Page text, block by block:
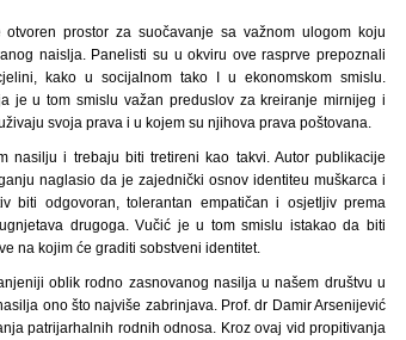
prostor za suočavanje sa važnom ulogom koju
naislja. Panelisti su u okviru ove rasprve prepoznali
kako u socijalnom tako I u ekonomskom smislu.
je u tom smislu važan preduslov za kreiranje mirnijeg i
svoja prava i u kojem su njihova prava poštovana.
nasilju i trebaju biti tretireni kao takvi. Autor publikacije
naglasio da je zajednički osnov identiteu muškarca i
biti odgovoran, tolerantan empatičan i osjetljiv prema
drugoga. Vučić je u tom smislu istakao da biti
na kojim će graditi sobstveni identitet.
oblik rodno zasnovanog nasilja u našem društvu u
ono što najviše zabrinjava. Prof. dr Damir Arsenijević
patrijarhalnih rodnih odnosa. Kroz ovaj vid propitivanja